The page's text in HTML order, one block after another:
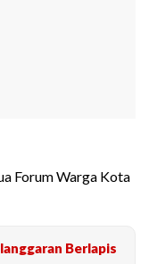
Forum Warga Kota
Berlapis